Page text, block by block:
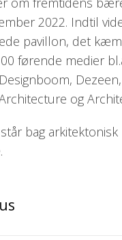
2022. Indtil
pavillon, det
førende medier
og
står bag